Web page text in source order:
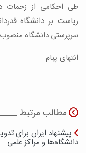
طی احکامی از زحمات
ریاست بر دانشگاه
سرپرستی دانشگاه
انتهای پیام
مطالب مرتبط
پیشنهاد ایران برای
دانشگاه‌ها و مراکز علمی